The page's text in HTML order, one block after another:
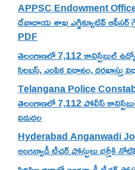
APPSC Endowment
దేవాదాయ శాఖ ఎగ్జిక్యూటివ్ ఆఫీసర్
PDF
తెలంగాణలో 7,112 కానిస్టేబుల్
సిలబస్, ఎంపిక విధానం, దరఖాస్తు
Telangana Police
తెలంగాణలో 7,112 పోలీస్
విడుదల
Hyderabad Anganwadi
అంగన్వాడీ టీచర్ పోస్టులు భర్తీకి